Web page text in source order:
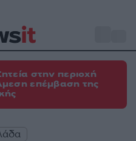
στην περιοχή
επέμβαση της